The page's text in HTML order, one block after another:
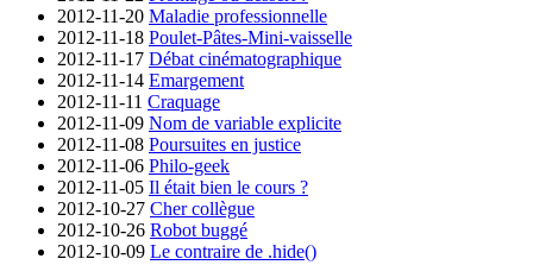
2012-11-20 Maladie professionnelle
2012-11-18 Poulet-Pâtes-Mini-vaisselle
2012-11-17 Débat cinématographique
2012-11-14 Emargement
2012-11-11 Craquage
2012-11-09 Nom de variable explicite
2012-11-08 Poursuites en justice
2012-11-06 Philo-geek
2012-11-05 Il était bien le cours ?
2012-10-27 Cher collègue
2012-10-26 Robot buggé
2012-10-09 Le contraire de .hide()